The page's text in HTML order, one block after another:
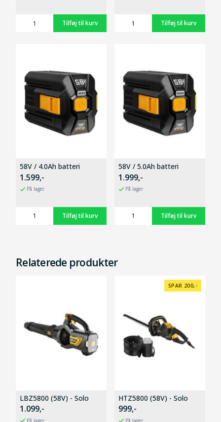
58V / 4.0Ah batteri
1.599,-
På lager
58V / 5.0Ah batteri
1.999,-
På lager
Relaterede produkter
LBZ5800 (58V) - Solo
1.099,-
På lager
SPAR 200,-
HTZ5800 (58V) - Solo
999,-
På lager